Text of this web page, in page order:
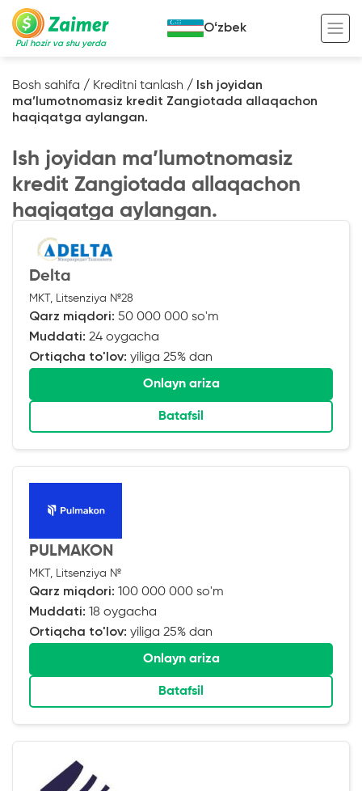
Pul hozir va shu yerda
Garov evaziga kredit
Ko’chmas mulk garov evaziga kredit
Maxsus texnika garov evaziga kredit
Kredit onlayn
Tadbirkorlar uchun onlayn kredit
O‘zini o‘zi band qilganlar uchun onlayn
kredit
Foydali
Kreditingizning hayotiy tsikli
Kalkulyator
Oʻzbek
Bosh sahifa / Kreditni tanlash /
Ish joyidan
ma’lumotnomasiz kredit Zangiotada allaqachon
haqiqatga aylangan.
Ish joyidan ma’lumotnomasiz
kredit Zangiotada allaqachon
haqiqatga aylangan.
Delta
MKT, Litsenziya №28
Qarz miqdori: 50 000 000 so'm
Muddati: 24 oygacha
Ortiqcha to'lov: yiliga 25% dan
Onlayn ariza
Batafsil
PULMAKON
MKT, Litsenziya №
Qarz miqdori: 100 000 000 so'm
Muddati: 18 oygacha
Ortiqcha to'lov: yiliga 25% dan
Onlayn ariza
Batafsil